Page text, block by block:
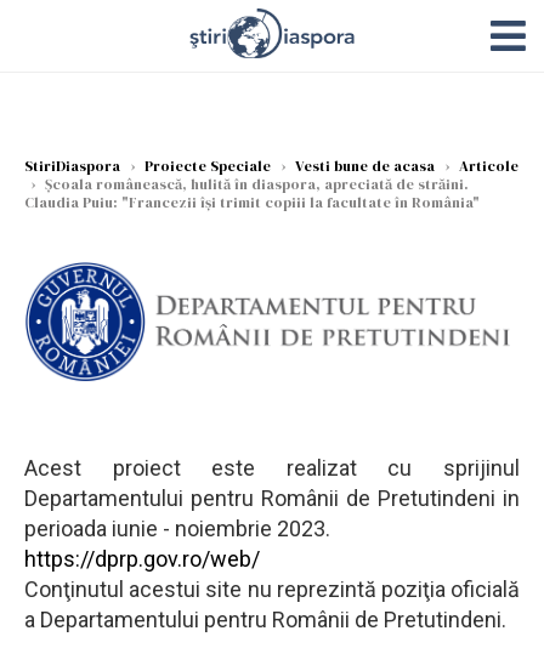
StiriDiaspora › Proiecte Speciale › Vesti bune de acasa › Articole
› Școala românească, hulită în diaspora, apreciată de străini.
Claudia Puiu: "Francezii își trimit copiii la facultate în România"
Acest proiect este realizat cu sprijinul
Departamentului pentru Românii de Pretutindeni in
perioada iunie - noiembrie 2023.
https://dprp.gov.ro/web/
Conţinutul acestui site nu reprezintă poziţia oficială
a Departamentului pentru Românii de Pretutindeni.